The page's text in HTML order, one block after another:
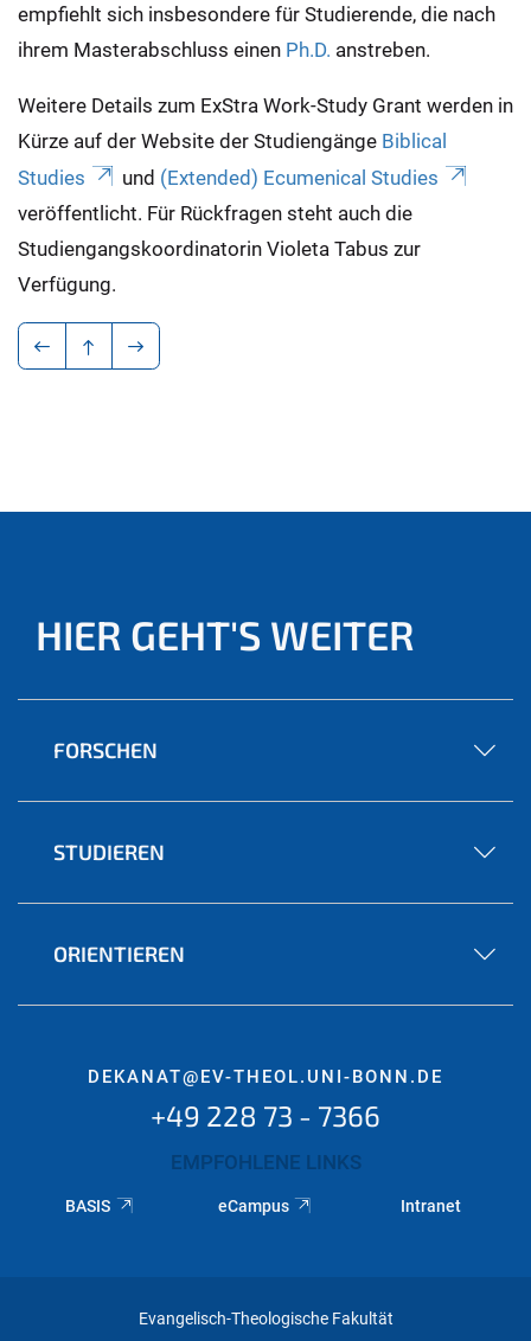
empfiehlt sich insbesondere für Studierende, die nach
ihrem Masterabschluss einen Ph.D. anstreben.
Weitere Details zum ExStra Work-Study Grant werden in
Kürze auf der Website der Studiengänge Biblical
Studies
und (Extended) Ecumenical Studies
veröffentlicht. Für Rückfragen steht auch die
Studiengangskoordinatorin Violeta Tabus zur
Verfügung.
HIER GEHT'S WEITER
FORSCHEN
STUDIEREN
ORIENTIEREN
DEKANAT@EV-THEOL.UNI-BONN.DE
+49 228 73 - 7366
EMPFOHLENE LINKS
BASIS eCampus Intranet
Evangelisch-Theologische Fakultät